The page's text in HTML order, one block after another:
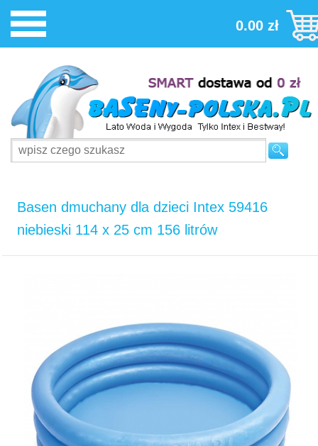
0.00 zł
Basen dmuchany dla dzieci Intex 59416
niebieski 114 x 25 cm 156 litrów